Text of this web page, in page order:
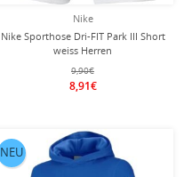
Nike
Nike Sporthose Dri-FIT Park III Short
weiss Herren
9,90€
8,91€
NEU